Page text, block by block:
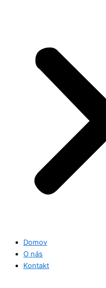
Domov
O nás
Kontakt